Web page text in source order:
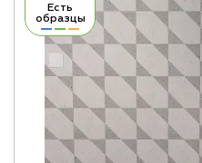
Есть
образцы